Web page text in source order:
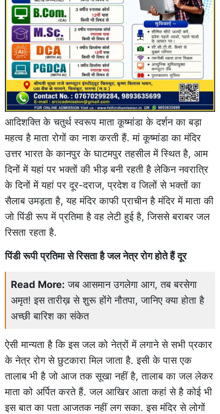
आदिशक्ति के चतुर्थ स्वरूप माता कूष्मांडा के दर्शन का बड़ा
महत्व है माता रोगों का नाश करती हैं. मां कूष्मांडा का मंदिर
उत्तर भारत के कानपुर के घाटमपुर तहसील में स्थित है, आम
दिनों में यहां पर भक्तों की भीड़ बनी रहती है लेकिन नवरात्रि
के दिनों में यहां पर दूर-दराज, प्रदेश व जिलों से भक्तों का
सैलाब उमड़ता है, यह मंदिर काफी प्राचीन है मंदिर में माता की
जो पिंडी रूप में प्रतिमा है वह लेटी हुई है, जिससे बराबर जल
रिसता रहता है.
पिंडी रूपी प्रतिमा से रिसता है जल नेत्र रोग होते हैं दूर
Read More: जब आसमान उगलेगा आग, तब बरसेगा
अमृत! इस तारीख़ से शुरू होंगे नौतपा, जानिए क्या होता है
अच्छी बारिश का संकेत
ऐसी मान्यता है कि इस जल को नेत्रों में लगाने से सभी प्रकार
के नेत्र रोग से छुटकारा मिल जाता है. इसी के पास एक
तालाब भी है जो आज तक सूखा नहीं है, तालाब का जल लेकर
माता को अर्पित करते हैं. जल आखिर आता कहां से है कोई भी
इस बात का पता आजतक नहीं लग सका. इस मंदिर से लोगों